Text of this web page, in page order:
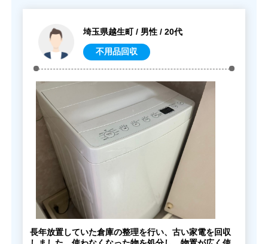
埼玉県越生町 / 男性 / 20代
不用品回収
長年放置していた倉庫の整理を行い、古い家電を回収